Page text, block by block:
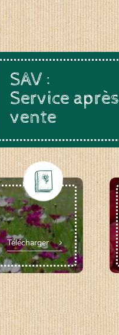
SAV :
Service après
vente
Télécharger